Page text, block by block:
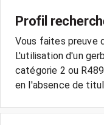
Profil
Vous faites preuve
L'utilisation d'un
catégorie 2 ou
en l'absence de